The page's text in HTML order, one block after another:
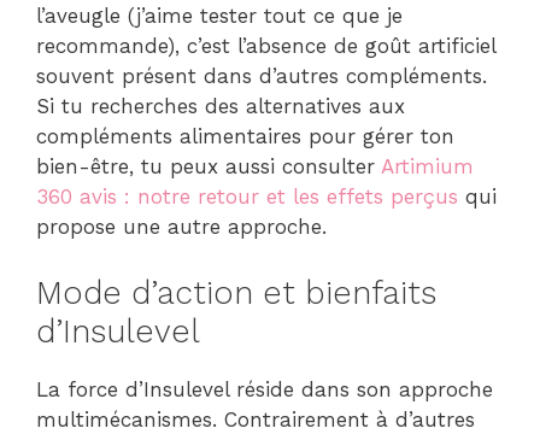
l’aveugle (j’aime tester tout ce que je
recommande), c’est l’absence de goût artificiel
souvent présent dans d’autres compléments.
Si tu recherches des alternatives aux
compléments alimentaires pour gérer ton
bien-être, tu peux aussi consulter Artimium
360 avis : notre retour et les effets perçus qui
propose une autre approche.
Mode d’action et bienfaits
d’Insulevel
La force d’Insulevel réside dans son approche
multimécanismes. Contrairement à d’autres